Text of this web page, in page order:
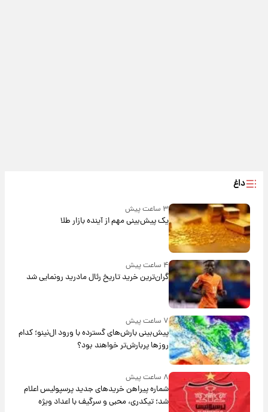
داغ
۳ ساعت پیش
یک پیش‌بینی مهم از آینده بازار طلا
۴ ساعت پیش
گران‌ترین خرید تاریخ رئال مادرید رونمایی شد
۷ ساعت پیش
پیش‌بینی بارش‌های گسترده با ورود ال‌نینو؛ کدام
روزها پربارش‌تر خواهند بود؟
۸ ساعت پیش
شماره پیراهن خریدهای جدید پرسپولیس اعلام
شد؛ تیکدری، محبی و سرگیف با اعداد ویژه